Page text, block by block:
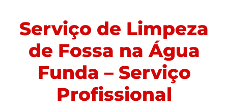
Serviço de Limpeza
de Fossa na Água
Funda – Serviço
Profissional